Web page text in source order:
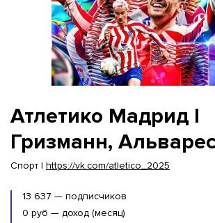
Атлетико Мадрид l
Гризманн,
Спорт | https://vk.com/atletico_2025
13 637 — подписчиков
0 руб — доход (месяц)